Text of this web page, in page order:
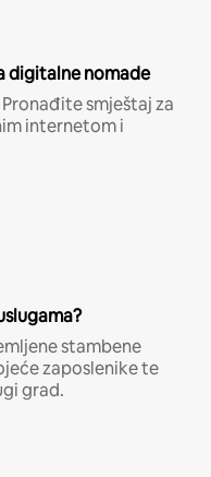
digitalne nomade
smještaj za
internetom i
stambene
zaposlenike te
grad.